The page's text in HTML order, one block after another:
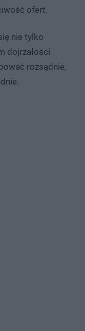
ofert.
nie tylko
dojrzałości
rozsądnie,